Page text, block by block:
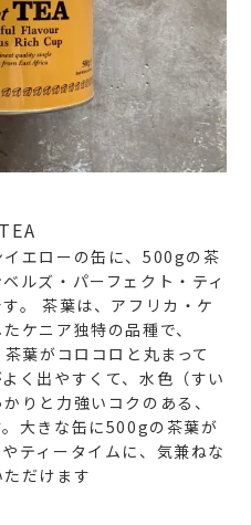
エローの缶に、500gの茶
ルズ・パーフェクト・ティ
。
茶葉は、アフリカ・ケ
ケニア独特の品種で、
葉がコロコロと丸まって
く出やすくて、水色（すい
りと力強いコクのある、
大きな缶に500gの茶葉が
ティータイムに、気兼ねな
だけます